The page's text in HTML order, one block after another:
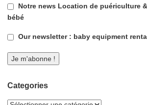
Notre news Location de puériculture
bébé
Our newsletter : baby equipment
Categories